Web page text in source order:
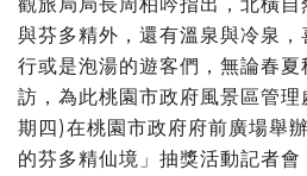
與芬多精外，還有溫泉與冷泉
行或是泡湯的遊客們，無論春
訪，為此桃園市政府風景區管理
期四)在桃園市政府府前廣場舉
的芬多精仙境」抽獎活動記者